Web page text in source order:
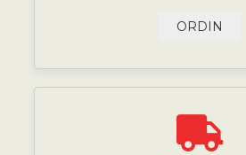
ORDIN